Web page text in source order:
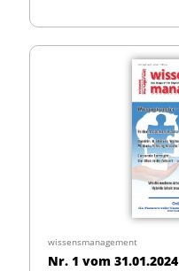
wissensmanagement
Nr. 1 vom 31.01.2024